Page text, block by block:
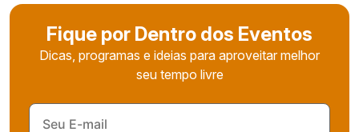
Fique por Dentro dos Eventos
Dicas, programas e ideias para aproveitar melhor
seu tempo livre